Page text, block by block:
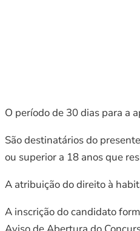
O período de 30 dias para a
São destinatários do
ou superior a 18 anos que
A atribuição do direito à
A inscrição do candidato